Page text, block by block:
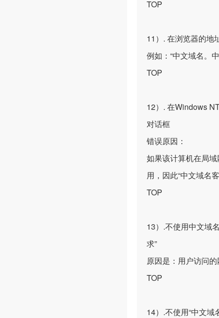
TOP
11）. 在浏览器的地
例如：“中文域名。
TOP
12）. 在Windows
对话框
错误原因：
如果该计算机在局
用，因此“中文域名
TOP
13）.不使用中文域
求”
原因是：用户访问
TOP
14）.不使用“中文